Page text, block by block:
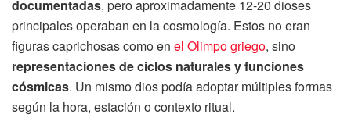
documentadas, pero aproximadamente 12-20 dioses
principales operaban en la cosmología. Estos no eran
figuras caprichosas como en el Olimpo griego, sino
representaciones de ciclos naturales y funciones
cósmicas. Un mismo dios podía adoptar múltiples formas
según la hora, estación o contexto ritual.